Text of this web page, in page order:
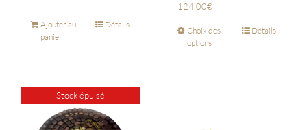
Ajouter au
panier
Détails
124,00€
Choix des
options
Détails
Stock épuisé